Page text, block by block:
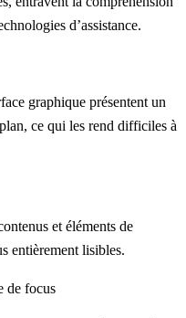
d’assistance.
graphique présentent un
ce qui les rend difficiles à
et éléments de
entièrement lisibles.
de focus